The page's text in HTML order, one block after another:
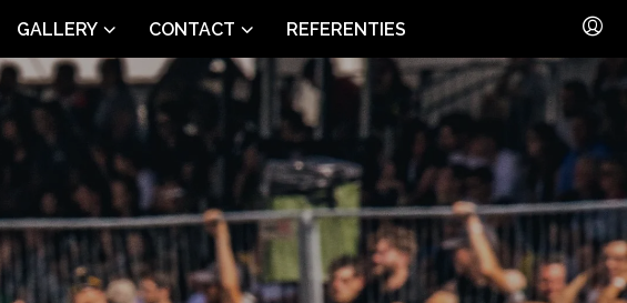
GALLERY CONTACT REFERENTIES